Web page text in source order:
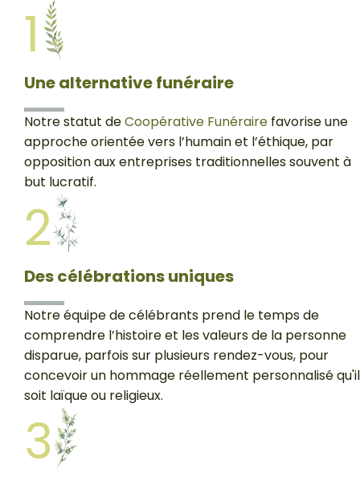
1
Une alternative funéraire
Notre statut deCoopérative Funéraire favorise une
approche orientée vers l’humain et l’éthique, par
opposition aux entreprises traditionnelles souvent à
but lucratif.
2
Des célébrations uniques
Notre équipe de célébrants prend le temps de
comprendre l’histoire et les valeurs de la personne
disparue, parfois sur plusieurs rendez-vous, pour
concevoir un hommage réellement personnalisé qu'il
soit laïque ou religieux.
3